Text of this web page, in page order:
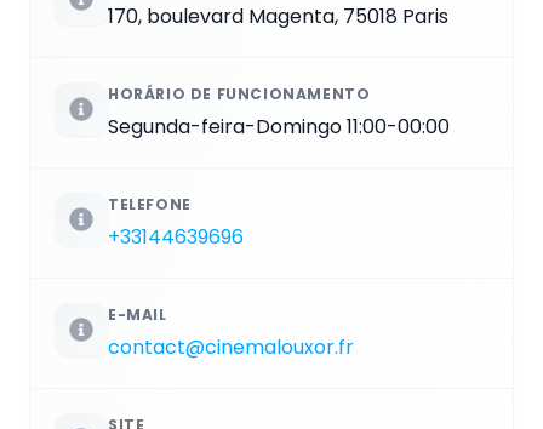
170, boulevard Magenta, 75018 Paris
HORÁRIO DE FUNCIONAMENTO
Segunda-feira-Domingo 11:00-00:00
TELEFONE
+33144639696
E-MAIL
contact@cinemalouxor.fr
SITE